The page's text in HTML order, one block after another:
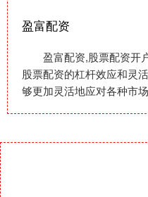
盈富配资
盈富配资,股票配资开
股票配资的杠杆效应和灵
够更加灵活地应对各种市场